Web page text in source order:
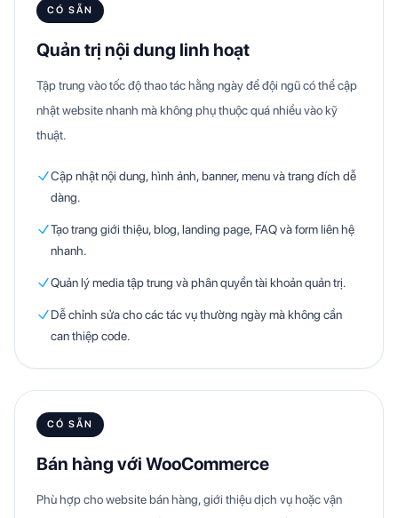
CÓ SẴN
Quản trị nội dung linh hoạt
Tập trung vào tốc độ thao tác hằng ngày để đội ngũ có thể cập
nhật website nhanh mà không phụ thuộc quá nhiều vào kỹ
thuật.
Cập nhật nội dung, hình ảnh, banner, menu và trang đích dễ
dàng.
Tạo trang giới thiệu, blog, landing page, FAQ và form liên hệ
nhanh.
Quản lý media tập trung và phân quyền tài khoản quản trị.
Dễ chỉnh sửa cho các tác vụ thường ngày mà không cần
can thiệp code.
CÓ SẴN
Bán hàng với WooCommerce
Phù hợp cho website bán hàng, giới thiệu dịch vụ hoặc vận